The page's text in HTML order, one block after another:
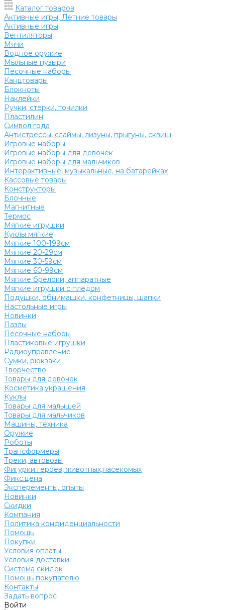
Каталог товаров
Активные игры, Летние товары
Активные игры
Вентиляторы
Мячи
Водное оружие
Мыльные пузыри
Песочные наборы
Канцтовары
Блокноты
Наклейки
Ручки, стерки, точилки
Пластилин
Символ года
Антистрессы, слаймы, лизуны, прыгуны, сквиш
Игровые наборы
Игровые наборы для девочек
Игровые наборы для мальчиков
Интерактивные, музыкальные, на батарейках
Кассовые товары
Конструкторы
Блочные
Магнитные
Термос
Мягкие игрушки
Куклы мягкие
Мягкие 100-199см
Мягкие 20-29см
Мягкие 30-59см
Мягкие 60-99см
Мягкие брелоки, аппаратные
Мягкие игрушки с пледом
Подушки, обнимашки, конфетницы, шапки
Настольные игры
Новинки
Пазлы
Песочные наборы
Пластиковые игрушки
Радиоуправление
Сумки, рюкзаки
Творчество
Товары для девочек
Косметика,украшения
Куклы
Товары для малышей
Товары для мальчиков
Машины, техника
Оружие
Роботы
Трансформеры
Треки, автовозы
Фигурки героев, животных,насекомых
Фикс.цена
Эксперементы, опыты
Новинки
Скидки
Компания
Политика конфиденциальности
Помощь
Покупки
Условия оплаты
Условия доставки
Система скидок
Помощь покупателю
Контакты
Задать вопрос
Войти